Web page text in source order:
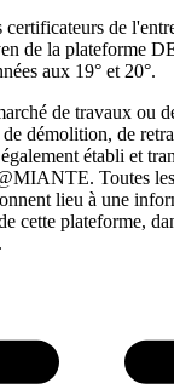
de
de la plateforme
aux 19° et 20°.
de travaux ou
démolition, de
établi et
Toutes
lieu à une
cette plateforme,